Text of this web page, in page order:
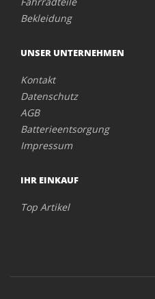
Bekleidung
UNSER UNTERNEHMEN
Kontakt
Datenschutz
AGB
Batterieentsorgung
Impressum
IHR EINKAUF
Top Artikel